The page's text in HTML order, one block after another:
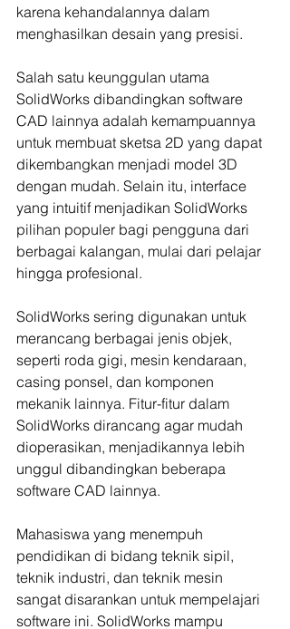
karena kehandalannya dalam
menghasilkan desain yang presisi.
Salah satu keunggulan utama
SolidWorks dibandingkan software
CAD lainnya adalah kemampuannya
untuk membuat sketsa 2D yang dapat
dikembangkan menjadi model 3D
dengan mudah. Selain itu, interface
yang intuitif menjadikan SolidWorks
pilihan populer bagi pengguna dari
berbagai kalangan, mulai dari pelajar
hingga profesional.
SolidWorks sering digunakan untuk
merancang berbagai jenis objek,
seperti roda gigi, mesin kendaraan,
casing ponsel, dan komponen
mekanik lainnya. Fitur-fitur dalam
SolidWorks dirancang agar mudah
dioperasikan, menjadikannya lebih
unggul dibandingkan beberapa
software CAD lainnya.
Mahasiswa yang menempuh
pendidikan di bidang teknik sipil,
teknik industri, dan teknik mesin
sangat disarankan untuk mempelajari
software ini. SolidWorks mampu